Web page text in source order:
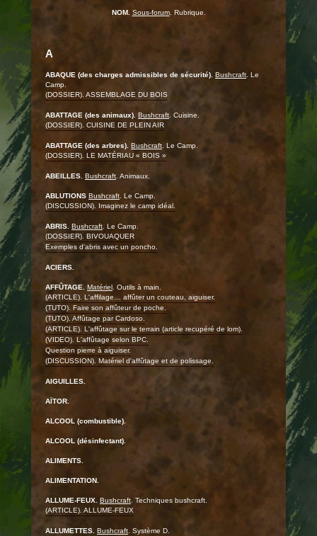
e
NOM. Sous-forum. Rubrique.
A
ABAQUE (des charges admissibles de sécurité). Bushcraft . Le
Camp.
(DOSSIER). ASSEMBLAGE DU BOIS
ABATTAGE (des animaux). Bushcraft . Cuisine.
(DOSSIER). CUISINE DE PLEIN AIR
ABATTAGE (des arbres). Bushcraft . Le Camp.
(DOSSIER). LE MATÉRIAU « BOIS »
ABEILLES. Bushcraft . Animaux.
ABLUTIONS Bushcraft . Le Camp.
(DISCUSSION). Imaginez le camp idéal.
ABRIS. Bushcraft . Le Camp.
(DOSSIER). BIVOUAQUER
Exemples d'abris avec un poncho.
ACIERS.
AFFÛTAGE. Matériel . Outils à main.
(ARTICLE). L'affilage… affûter un couteau, aiguiser.
(TUTO). Faire son affûteur de poche.
(TUTO). Affûtage par Cardoso.
(ARTICLE). L'affûtage sur le terrain (article recupéré de lom).
(VIDEO). L'affûtage selon BPC.
Question pierre à aiguiser.
(DISCUSSION). Matériel d'affûtage et de polissage.
AIGUILLES.
AÏTOR.
ALCOOL (combustible).
ALCOOL (désinfectant).
ALIMENTS.
ALIMENTATION.
ALLUME-FEUX. Bushcraft . Techniques bushcraft.
(ARTICLE). ALLUME-FEUX
ALLUMETTES. Bushcraft . Système D.